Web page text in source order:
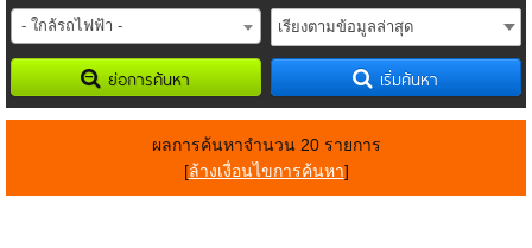
- ใกล้รถไฟฟ้า -
ย่อการค้นหา เริ่มค้นหา
ผลการค้นหาจำนวน 20 รายการ
[ล้างเงื่อนไขการค้นหา]